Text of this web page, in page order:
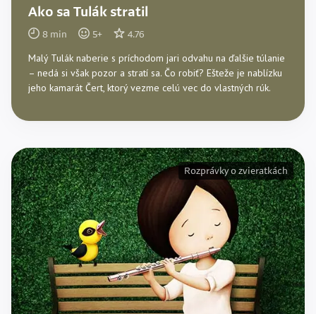
Ako sa Tulák stratil
8 min 5+ 4.76
Malý Tulák naberie s príchodom jari odvahu na ďalšie túlanie
– nedá si však pozor a stratí sa. Čo robiť? Ešteže je nablízku
jeho kamarát Čert, ktorý vezme celú vec do vlastných rúk.
Rozprávky o zvieratkách